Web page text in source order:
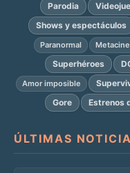
Parodia
Shows y espectáculos
Paranormal Metacine
Superhéroes
Amor imposible
Gore
Estrenos
ÚLTIMAS